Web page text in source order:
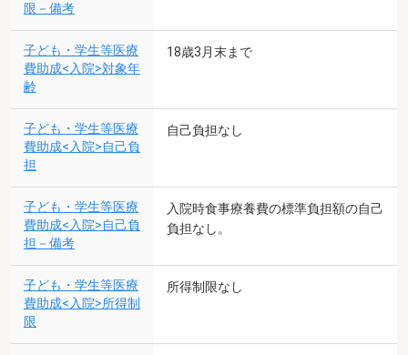
限－備考
子ども・学生等医療
費助成<入院>対象年
齢
18歳3月末まで
子ども・学生等医療
費助成<入院>自己負
担
自己負担なし
子ども・学生等医療
費助成<入院>自己負
担－備考
入院時食事療養費の標準負担額の自己
負担なし。
子ども・学生等医療
費助成<入院>所得制
限
所得制限なし